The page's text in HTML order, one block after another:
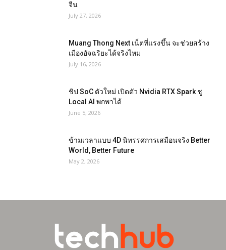
จีน
July 27, 2026
Muang Thong Next เน็ตที่แรงขึ้น จะช่วยสร้าง
เมืองอัจฉริยะได้จริงไหม
July 16, 2026
ชิป SoC ตัวใหม่ เปิดตัว Nvidia RTX Spark ชู
Local AI พกพาได้
June 5, 2026
ข้ามเวลาแบบ 4D นิทรรศการเสมือนจริง Better
World, Better Future
May 2, 2026